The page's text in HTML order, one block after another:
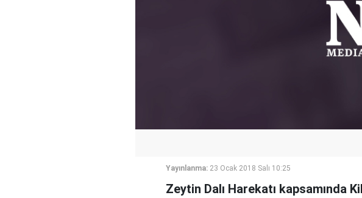
Yayınlanma: 23 Ocak 2018 Salı 10:25
Zeytin Dalı Harekatı kapsamında